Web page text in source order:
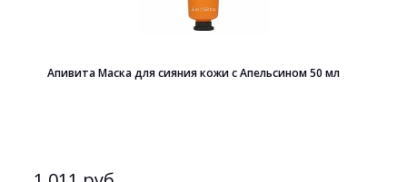
Апивита Маска для сияния кожи с Апельсином 50 мл